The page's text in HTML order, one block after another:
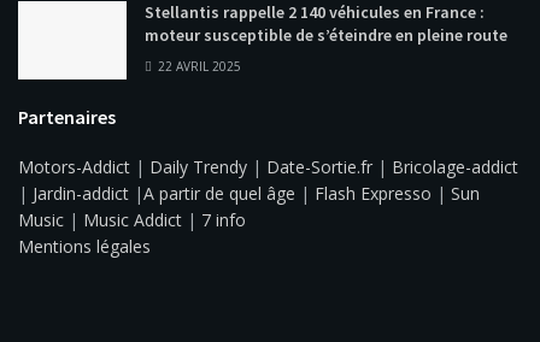
Stellantis rappelle 2 140 véhicules en France :
moteur susceptible de s’éteindre en pleine route
22 AVRIL 2025
Partenaires
Motors-Addict | Daily Trendy | Date-Sortie.fr | Bricolage-addict
| Jardin-addict |A partir de quel âge | Flash Expresso | Sun
Music | Music Addict | 7 info
Mentions légales